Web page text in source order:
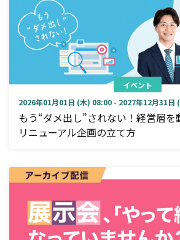
イベント
2026年01月01日 (木) 08:00 - 2027年12月31日
もう“ダメ出し”されない！経営層を
リニューアル企画の立て方